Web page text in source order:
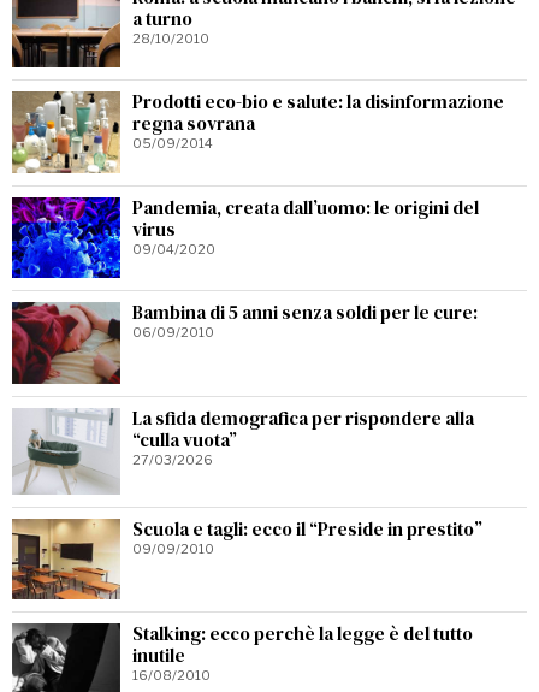
a turno
28/10/2010
Prodotti eco-bio e salute: la disinformazione
regna sovrana
05/09/2014
Pandemia, creata dall’uomo: le origini del
virus
09/04/2020
Bambina di 5 anni senza soldi per le cure:
06/09/2010
La sfida demografica per rispondere alla
“culla vuota”
27/03/2026
Scuola e tagli: ecco il “Preside in prestito”
09/09/2010
Stalking: ecco perchè la legge è del tutto
inutile
16/08/2010